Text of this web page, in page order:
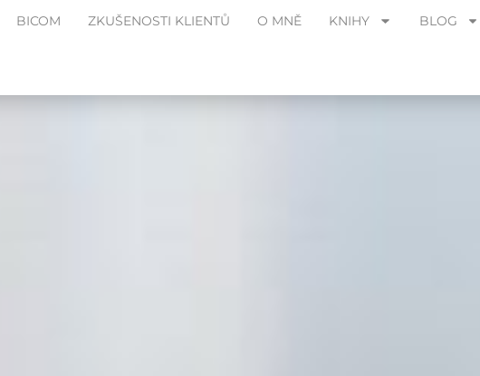
BICOM ZKUŠENOSTI KLIENTŮ O MNĚ KNIHY BLOG